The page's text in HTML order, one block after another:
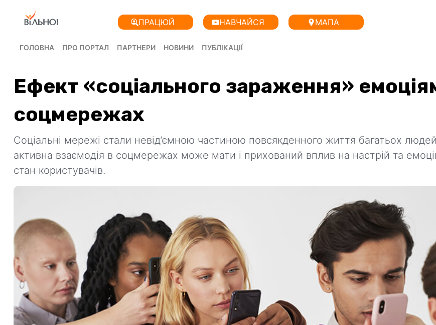
ПРАЦЮЙ НАВЧАЙСЯ МАПА
ГОЛОВНА ПРО ПОРТАЛ ПАРТНЕРИ НОВИНИ ПУБЛІКАЦІЇ
Ефект «соціального зараження»
соцмережах
Соціальні мережі стали невід’ємною частиною повсякденного життя багатьох
активна взаємодія в соцмережах може мати і прихований вплив на настрій та
стан користувачів.